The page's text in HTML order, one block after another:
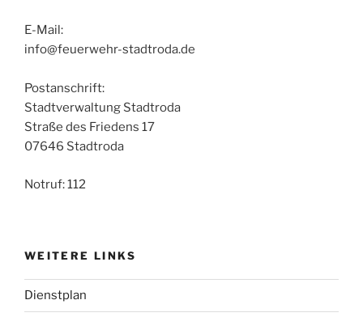
E-Mail:
info@feuerwehr-stadtroda.de
Postanschrift:
Stadtverwaltung Stadtroda
Straße des Friedens 17
07646 Stadtroda
Notruf: 112
WEITERE LINKS
Dienstplan